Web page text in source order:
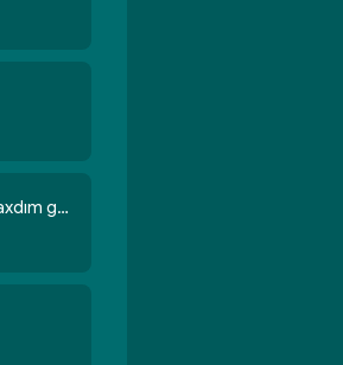
Saatı qoluma taxdım göyün üzünə qalxdım